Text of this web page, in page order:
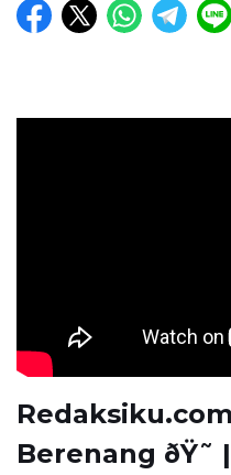
Berenang ðŸ˜­